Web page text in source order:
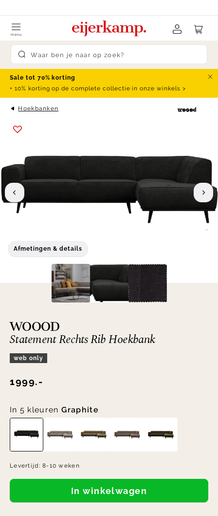
Submit search
menu
Sale tot 70% korting
+ 10% korting op de complete collectie in onze winkels >
Hoekbanken
Afmetingen & details
WOOOD
Statement Rechts Rib Hoekbank
web only
1999.-
In 5 kleuren Graphite
Levertijd:8-10 weken
In winkelwagen